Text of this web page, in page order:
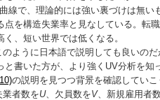
線で、理論的には強い裏づけは無い
点を構造失業率と見なしている。転
く、短い世界では低くなる。
のように日本語で説明しても良いの
と書いた方が、より強くUV分析を知
の説明を見つつ背景を確認していこ
業者数をU、欠員数をV、新規雇用者